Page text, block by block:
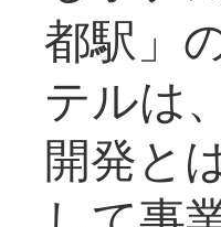
都駅」
テルは
開発と